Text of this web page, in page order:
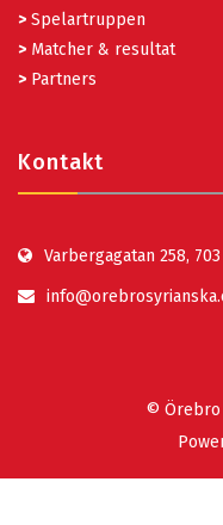
> Spelartruppen
> Matcher & resultat
> Partners
Kontakt
Varbergagatan 258,
© Örebro